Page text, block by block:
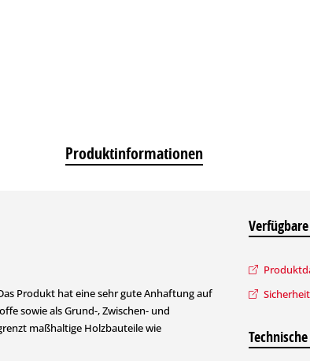
Produktinformationen
Produkt hat eine sehr gute Anhaftung auf
sowie als Grund-, Zwischen- und
maßhaltige Holzbauteile wie